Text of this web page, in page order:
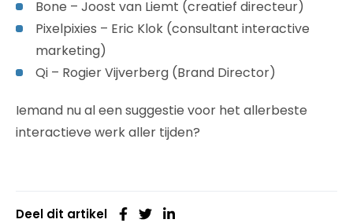
Bone – Joost van Liemt (creatief directeur)
Pixelpixies – Eric Klok (consultant interactive
marketing)
Qi – Rogier Vijverberg (Brand Director)
Iemand nu al een suggestie voor het allerbeste
interactieve werk aller tijden?
Deel dit artikel